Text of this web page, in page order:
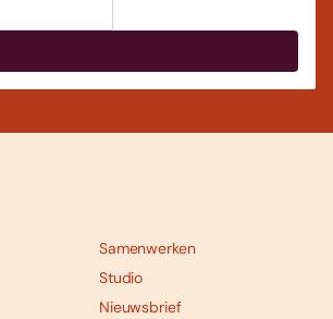
Samenwerken
Studio
Nieuwsbrief